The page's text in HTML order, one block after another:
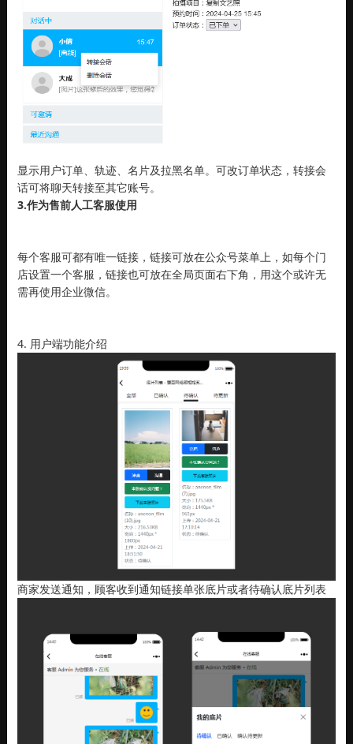
显示用户订单、轨迹、名片及拉黑名单。可改订单状态，转接会
话可将聊天转接至其它账号。
3.作为售前人工客服使用
每个客服可都有唯一链接，链接可放在公众号菜单上，如每个门
店设置一个客服，链接也可放在全局页面右下角，用这个或许无
需再使用企业微信。
4. 用户端功能介绍
商家发送通知，顾客收到通知链接单张底片或者待确认底片列表